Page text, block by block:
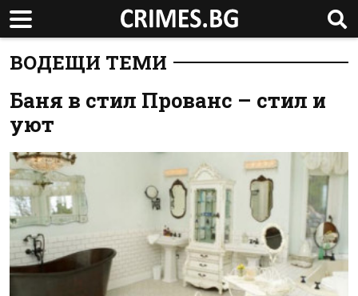
ВОДЕЩИ ТЕМИ
Баня в стил Прованс – стил и
уют